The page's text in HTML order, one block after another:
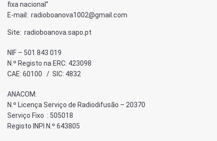
fixa nacional”
E-mail: radioboanova1002@gmail.com
Site: radioboanova.sapo.pt
NIF – 501 843 019
N.º Registo na ERC: 423098
CAE: 60100 / SIC: 4832
ANACOM:
N.º Licença Serviço de Radiodifusão – 20370
Serviço Fixo : 505018
Registo INPI N.º 643805